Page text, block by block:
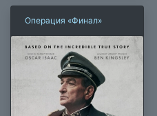
Операция «Финал»